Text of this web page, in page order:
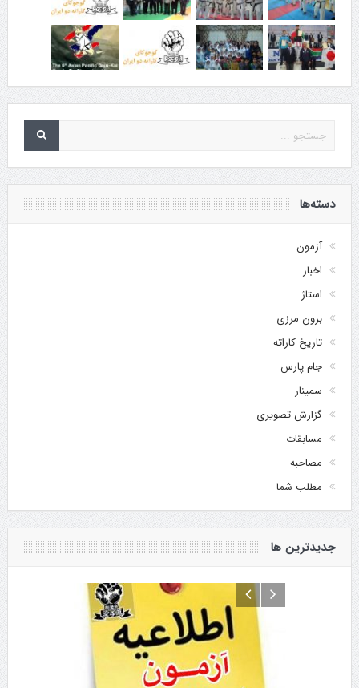
دسته‌ها
آزمون
اخبار
استاژ
برون مرزی
تاریخ کاراته
جام پارس
سمینار
گزارش تصویری
مسابقات
مصاحبه
مطلب شما
جدیدترین ها